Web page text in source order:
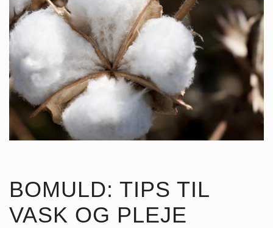
BOMULD: TIPS TIL
VASK OG PLEJE